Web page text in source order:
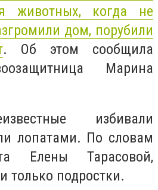
животных, когда не
дом, порубили
. Об этом сообщила
Марина
избивали
лопатами. По словам
Елены Тарасовой,
только подростки.